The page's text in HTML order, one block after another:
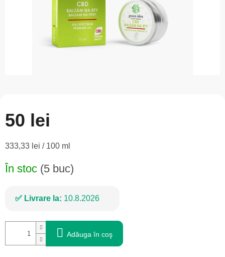
50 lei
Evaluare
333,33 lei / 100 ml
În stoc (5 buc)
Livrare la: 10.8.2026
Adăuga în coş